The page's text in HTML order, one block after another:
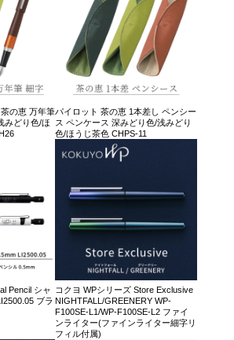
の恵 万年筆
みどり色/ほ
パイロット 茶の恵 1本差し ペンシー
ス ペンケース 深みどり色/浅みどり
色/ほうじ茶色 CHPS-11
Pencil シャ
ブラ
コクヨ WPシリーズ Store Exclusive
NIGHTFALL/GREENERY WP-
F100SE-L1/WP-F100SE-L2 ファイ
ンライター(ファインライター細字リ
フィル付属)